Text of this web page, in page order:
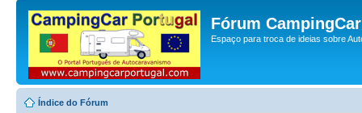
Fórum
Espaço para troca de ideias sobre
Índice do Fórum